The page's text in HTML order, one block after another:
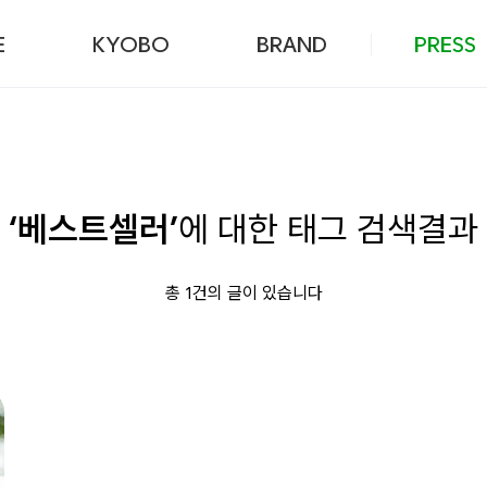
KYOBO BRAND PRESS
‘베스트셀러’에 대한 태그 검색결과
총 1건의 글이 있습니다